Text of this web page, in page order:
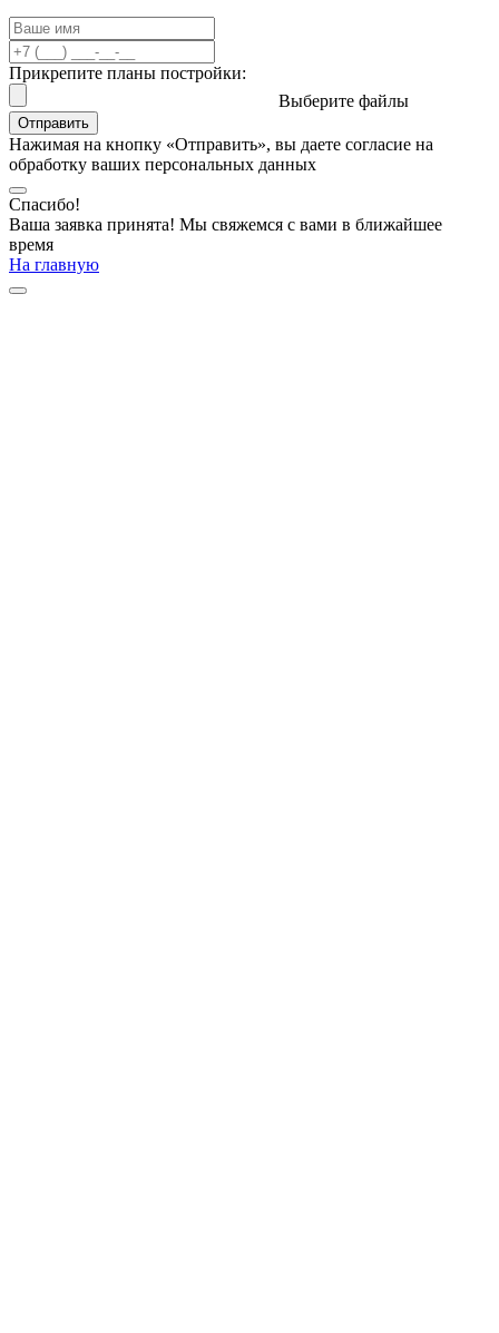
Прикрепите планы постройки:
Выберите файлы
Отправить
Нажимая на кнопку «Отправить», вы даете согласие на
обработку ваших персональных данных
Спасибо!
Ваша заявка принята! Мы свяжемся с вами в ближайшее
время
На главную